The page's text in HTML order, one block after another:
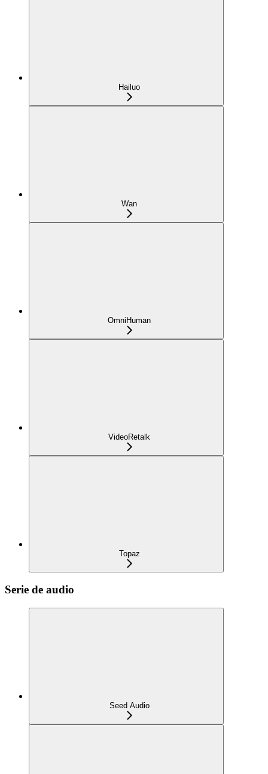
Hailuo
Wan
OmniHuman
VideoRetalk
Topaz
Serie de audio
Seed Audio